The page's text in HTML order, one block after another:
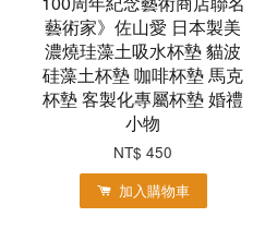
藝術家》佐山愛 日本製美
濃燒珪藻土吸水杯墊 貓波
硅藻土杯墊 咖啡杯墊 馬克
杯墊 客製化專屬杯墊 婚禮
小物
NT$ 450
加入購物車